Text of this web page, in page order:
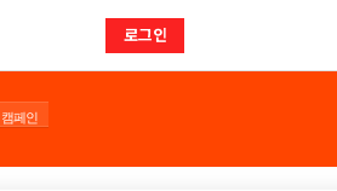
로그인
캠페인